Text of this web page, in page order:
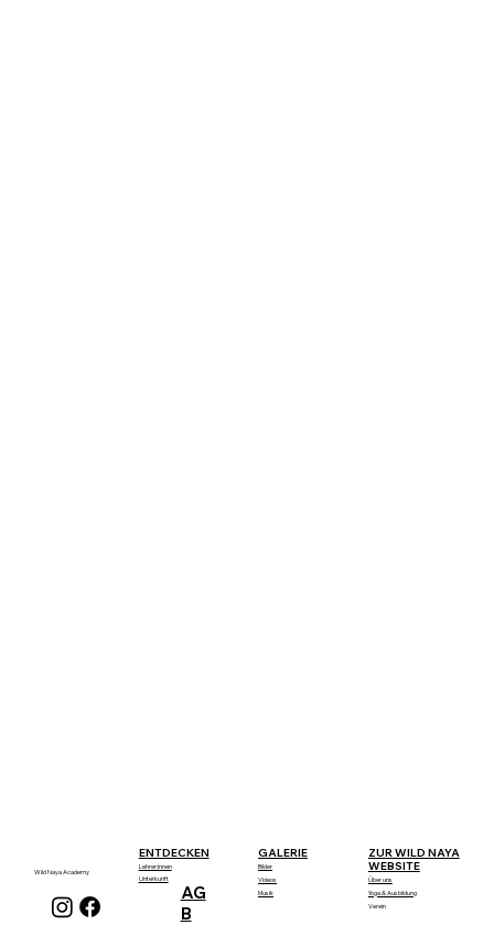
Wild Naya Academy
ENTDECKEN
Lehrer:innen
Unterkunft
AG
B
GALERIE
Bilder
Videos
Musik
ZUR WILD NAYA
WEBSITE
Über uns
Yoga & Ausbildung
Verein